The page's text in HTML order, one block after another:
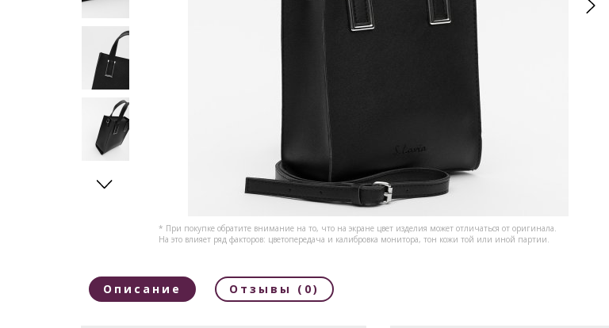
* При покупке обратите внимание на то, что на экране цвет изделия может отличаться от оригинала.
На это влияет ряд факторов: цветопередача и калибровка монитора, тон кожи той или иной партии.
Описание Отзывы (0)